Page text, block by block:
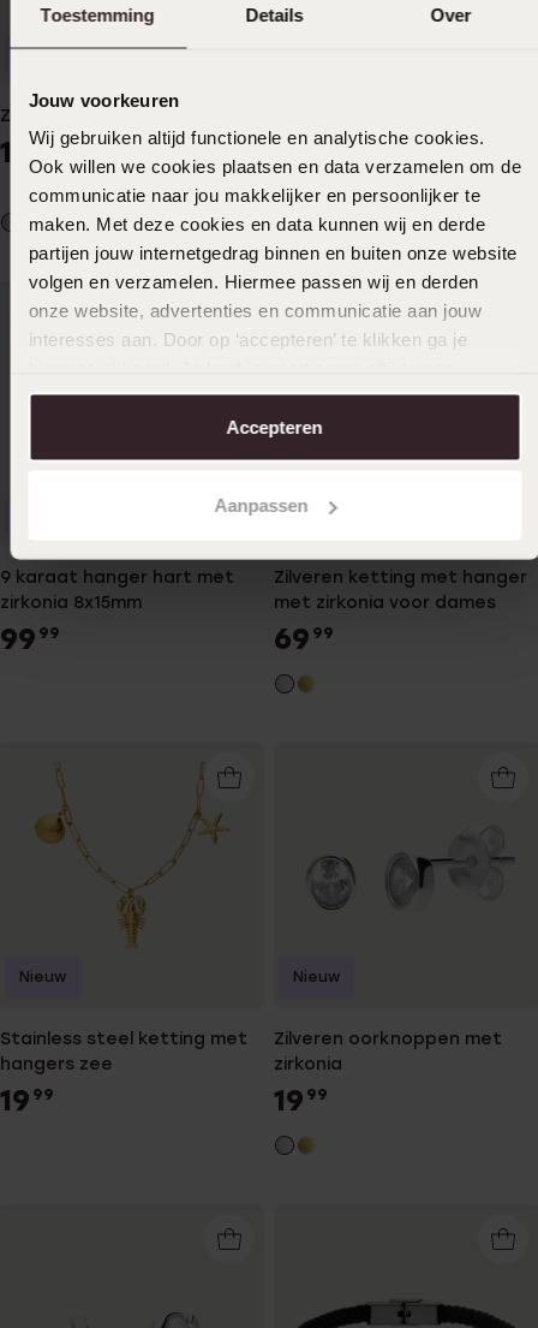
Toestemming Details Over
Jouw voorkeuren
Wij gebruiken altijd functionele en analytische cookies.
Ook willen we cookies plaatsen en data verzamelen om de
communicatie naar jou makkelijker en persoonlijker te
maken. Met deze cookies en data kunnen wij en derde
partijen jouw internetgedrag binnen en buiten onze website
volgen en verzamelen. Hiermee passen wij en derden
onze website, advertenties en communicatie aan jouw
interesses aan. Door op ‘accepteren’ te klikken ga je
aanpassen. Lees er meer over in onscookiebeleid.
Accepteren
Aanpassen
Zilveren earcuff met zirkonia
19 99
Nieuw
zirkonia
44 99
9 karaat hanger hart met
zirkonia 8x15mm
99 99
Zilveren ketting met hanger
met zirkonia voor dames
69 99
Nieuw
Stainless steel ketting met
hangers zee
19 99
Nieuw
Zilveren oorknoppen met
zirkonia
19 99
Nieuw